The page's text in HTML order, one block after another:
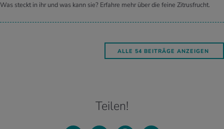
Was steckt in ihr und was kann sie? Erfahre mehr über die feine Zitrusfrucht.
ALLE 54 BEITRÄGE ANZEIGEN
Teilen!